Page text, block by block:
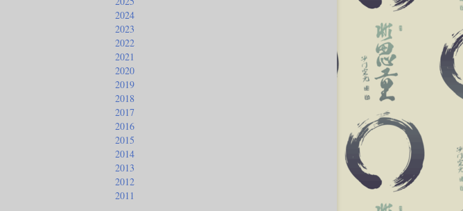
2024
2023
2022
2021
2020
2019
2018
2017
2016
2015
2014
2013
2012
2011